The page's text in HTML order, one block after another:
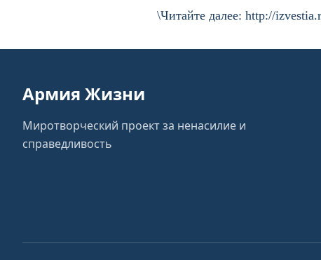
\Читайте далее: http://
Армия Жизни
Миротворческий проект за ненасилие и
справедливость